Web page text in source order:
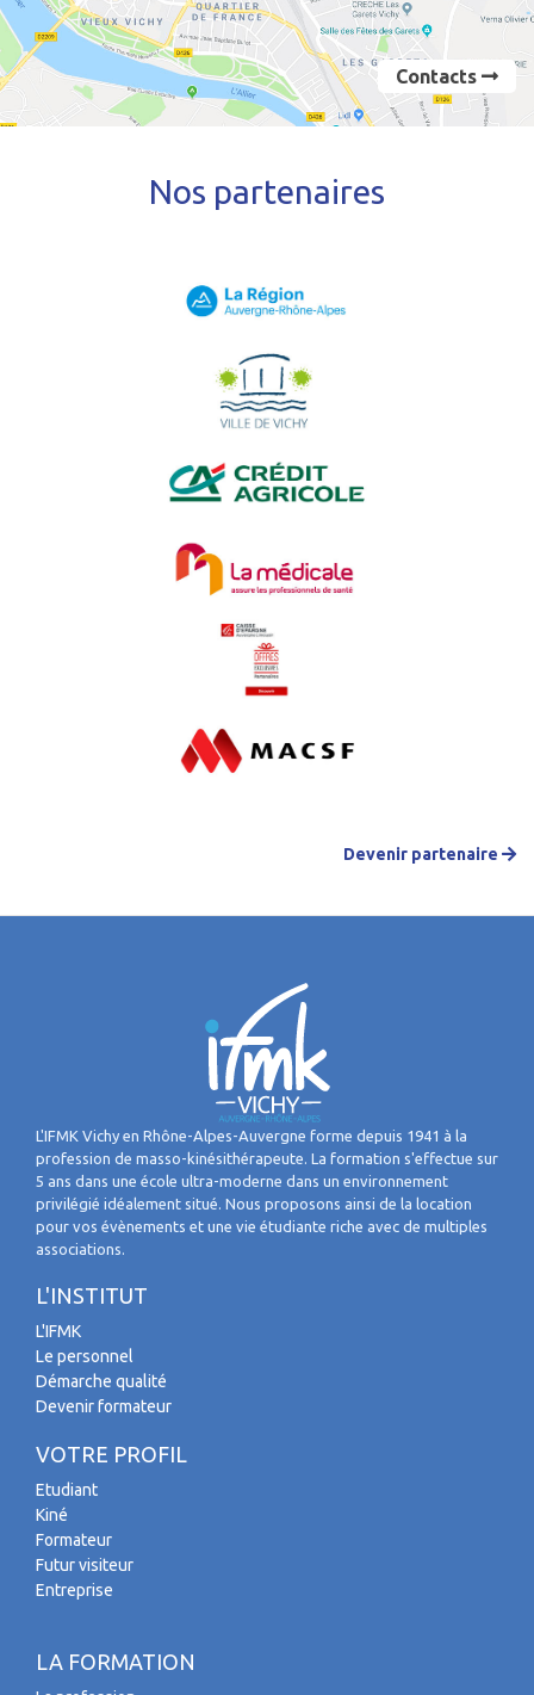
Contacts
Nos partenaires
Devenir partenaire
L'IFMK Vichy en Rhône-Alpes-Auvergne forme depuis 1941 à la
profession de masso-kinésithérapeute. La formation s'effectue sur
5 ans dans une école ultra-moderne dans un environnement
privilégié idéalement situé. Nous proposons ainsi de la location
pour vos évènements et une vie étudiante riche avec de multiples
associations.
L'INSTITUT
L'IFMK
Le personnel
Démarche qualité
Devenir formateur
VOTRE PROFIL
Etudiant
Kiné
Formateur
Futur visiteur
Entreprise
LA FORMATION